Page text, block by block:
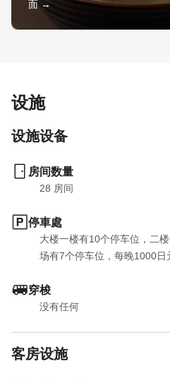
面 →
设施
设施设备
房间数量
28 房间
停車處
大楼一楼有10个停车位，二
场有7个停车位，每晚1000日
穿梭
没有任何
客房设施